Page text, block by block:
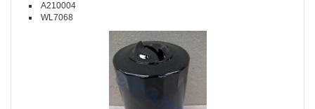
A210004
WL7068